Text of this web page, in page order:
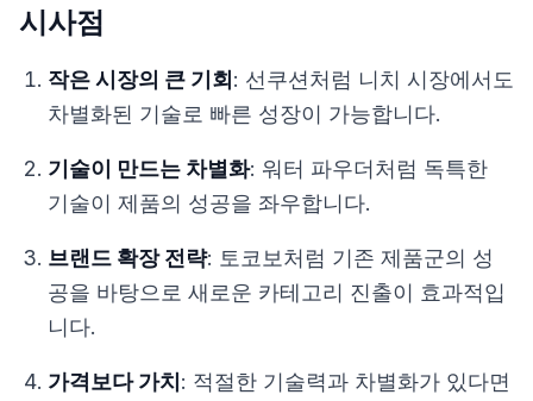
시사점
작은 시장의 큰 기회 : 선쿠션처럼 니치 시장에서도
차별화된 기술로 빠른 성장이 가능합니다.
기술이 만드는 차별화: 워터 파우더처럼 독특한
기술이 제품의 성공을 좌우합니다.
브랜드 확장 전략: 토코보처럼 기존 제품군의 성
공을 바탕으로 새로운 카테고리 진출이 효과적입
니다.
가격보다 가치 : 적절한 기술력과 차별화가 있다면